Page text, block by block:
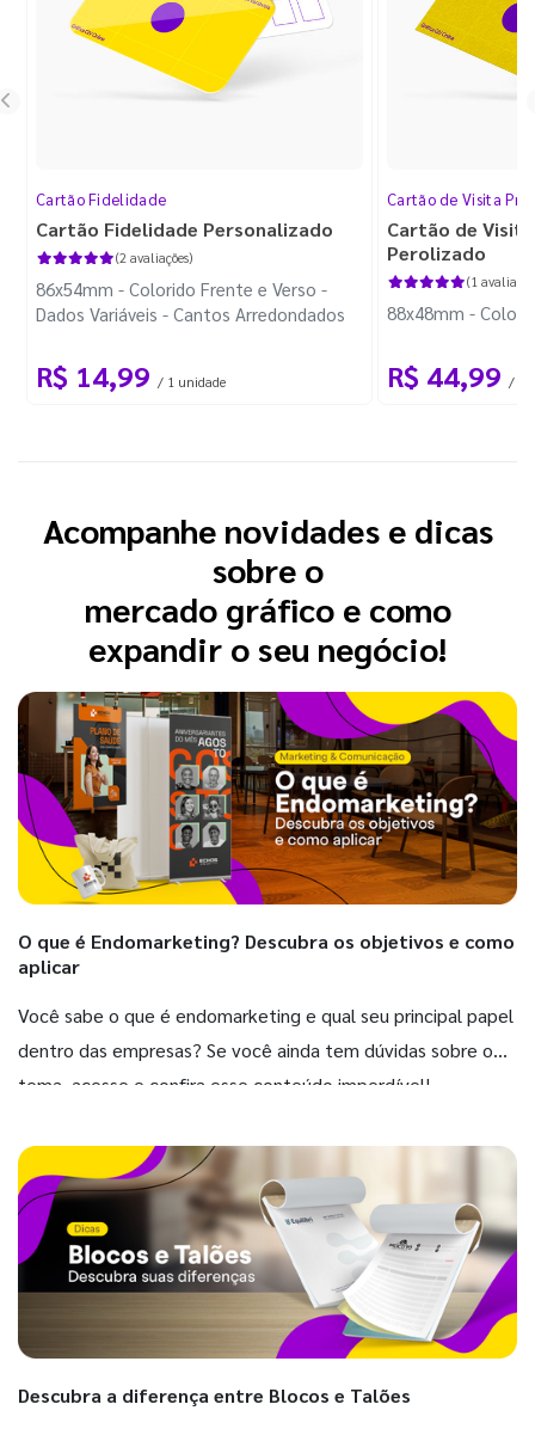
Cartão Fidelidade
Cartão Fidelidade Personalizado
(2 avaliações)
86x54mm - Colorido Frente e Verso -
Dados Variáveis - Cantos Arredondados
R$ 14,99 / 1 unidade
Cartão de Visita
Cartão de
Perolizado
(1
88x48mm -
R$ 44,99 /
Acompanhe novidades e dicas
sobre o
mercado gráfico e como
expandir o seu negócio!
O que é Endomarketing? Descubra os objetivos e como
aplicar
Você sabe o que é endomarketing e qual seu principal papel
dentro das empresas? Se você ainda tem dúvidas sobre o
tema, acesse e confira esse conteúdo imperdível!
Descubra a diferença entre Blocos e Talões